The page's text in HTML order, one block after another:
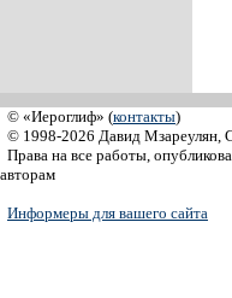
© «Иероглиф» (контакты)
© 1998-2026 Давид Мзареулян,
Права на все работы,
авторам
Информеры для вашего сайта